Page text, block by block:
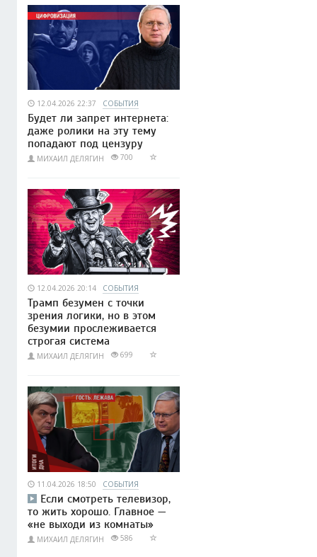
12.04.2026 22:37 СОБЫТИЯ
Будет ли запрет интернета:
даже ролики на эту тему
попадают под цензуру
МИХАИЛ ДЕЛЯГИН 700
12.04.2026 20:14 СОБЫТИЯ
Трамп безумен с точки
зрения логики, но в этом
безумии прослеживается
строгая система
МИХАИЛ ДЕЛЯГИН 699
11.04.2026 18:50 СОБЫТИЯ
Если смотреть телевизор,
то жить хорошо. Главное —
«не выходи из комнаты»
МИХАИЛ ДЕЛЯГИН 586